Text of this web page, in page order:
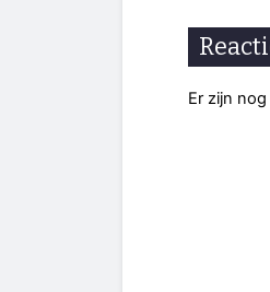
Er zijn